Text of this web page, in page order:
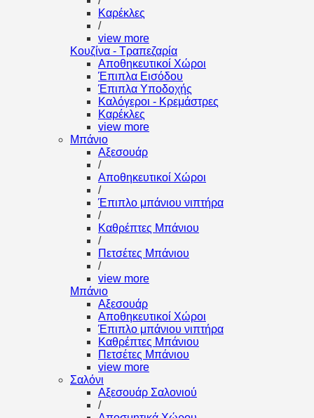
Καρέκλες
/
view more
Κουζίνα - Τραπεζαρία
Αποθηκευτικοί Χώροι
Έπιπλα Εισόδου
Έπιπλα Υποδοχής
Καλόγεροι - Κρεμάστρες
Καρέκλες
view more
Μπάνιο
Αξεσουάρ
/
Αποθηκευτικοί Χώροι
/
Έπιπλο μπάνιου νιπτήρα
/
Καθρέπτες Μπάνιου
/
Πετσέτες Μπάνιου
/
view more
Μπάνιο
Αξεσουάρ
Αποθηκευτικοί Χώροι
Έπιπλο μπάνιου νιπτήρα
Καθρέπτες Μπάνιου
Πετσέτες Μπάνιου
view more
Σαλόνι
Αξεσουάρ Σαλονιού
/